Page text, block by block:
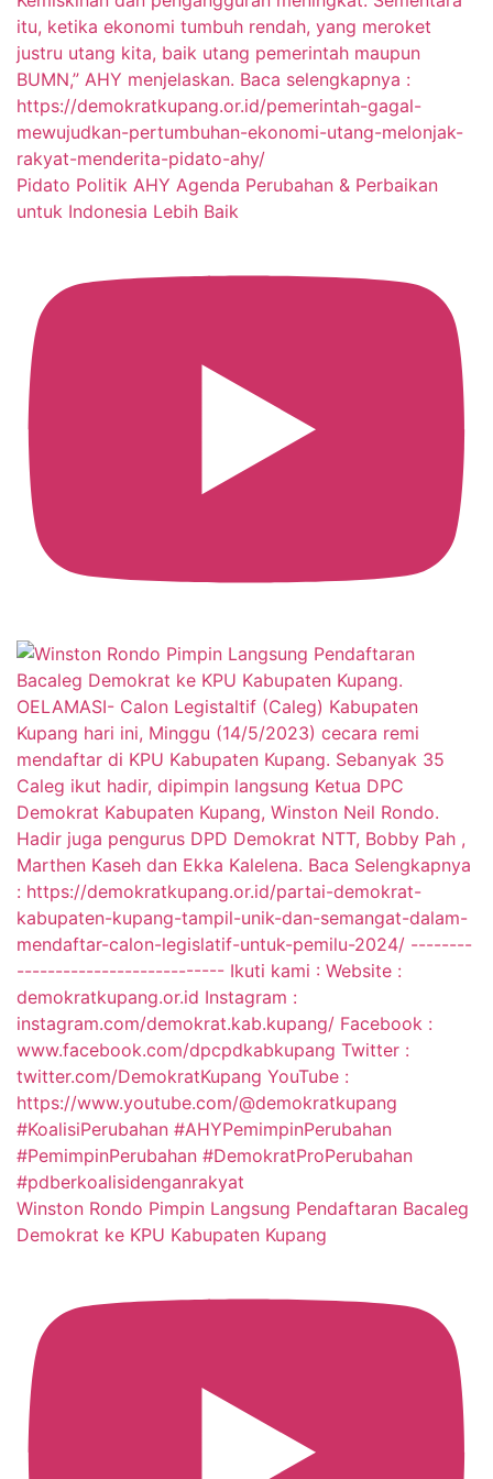
Pidato Politik AHY Agenda Perubahan & Perbaikan
untuk Indonesia Lebih Baik
Winston Rondo Pimpin Langsung Pendaftaran Bacaleg
Demokrat ke KPU Kabupaten Kupang